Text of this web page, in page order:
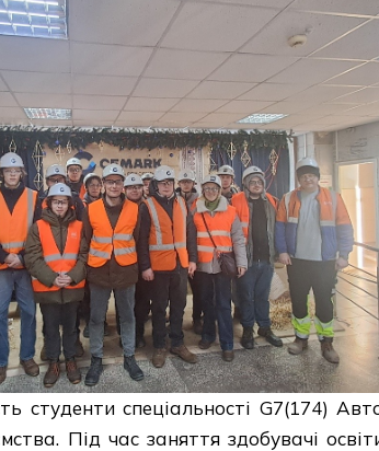
студенти спеціальності G7(174)
Під час заняття здобувачі